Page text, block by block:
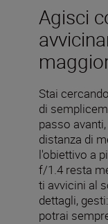
Agisci
Stai
di
passo
distanza di
l'obiettivo a
f/1.4 resta
ti avvicini al
dettagli,
potrai